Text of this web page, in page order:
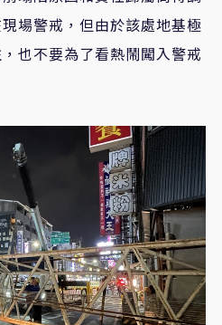
場警戒，但由於該處地基極
也不要為了看熱鬧闖入警戒